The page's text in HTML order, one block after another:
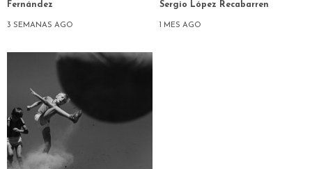
Fernández
3 SEMANAS AGO
Sergio López Recabarren
1 MES AGO